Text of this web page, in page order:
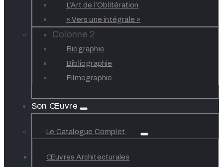
L’Art de l’Oblitération
« Vers une intégrale »
Colonne 2
Biographie
Bibliographie
Filmographie
Son Œuvre
Le Catalogue Complet
Œuvres Architecturales